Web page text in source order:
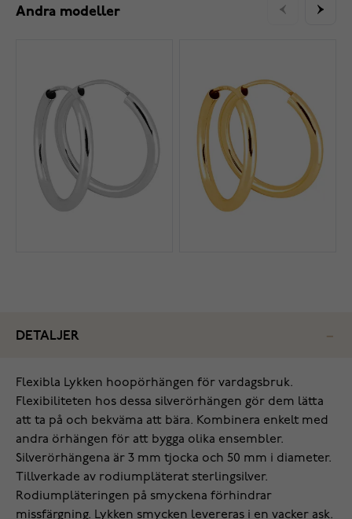
Andra modeller
DETALJER
Flexibla Lykken hoopörhängen för vardagsbruk.
Flexibiliteten hos dessa silverörhängen gör dem lätta
att ta på och bekväma att bära. Kombinera enkelt med
andra örhängen för att bygga olika ensembler.
Silverörhängena är 3 mm tjocka och 50 mm i diameter.
Tillverkade av rodiumpläterat sterlingsilver.
Rodiumpläteringen på smyckena förhindrar
missfärgning. Lykken smycken levereras i en vacker ask.